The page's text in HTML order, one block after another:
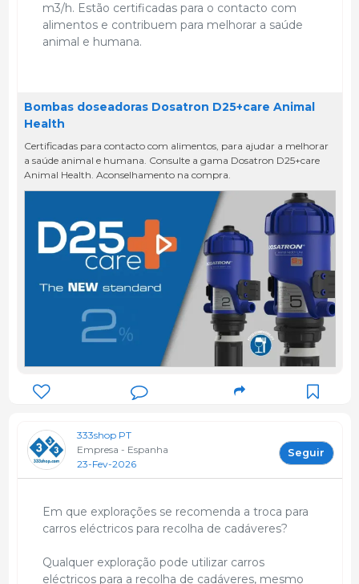
m3/h. Estão certificadas para o contacto com
alimentos e contribuem para melhorar a saúde
animal e humana.
Bombas doseadoras Dosatron D25+care Animal
Health
Certificadas para contacto com alimentos, para ajudar a melhorar
a saúde animal e humana. Consulte a gama Dosatron D25+care
Animal Health. Aconselhamento na compra.
333shop PT
Empresa - Espanha
23-Fev-2026
Seguir
Em que explorações se recomenda a troca para
carros eléctricos para recolha de cadáveres?
Qualquer exploração pode utilizar carros
eléctricos para a recolha de cadáveres, mesmo